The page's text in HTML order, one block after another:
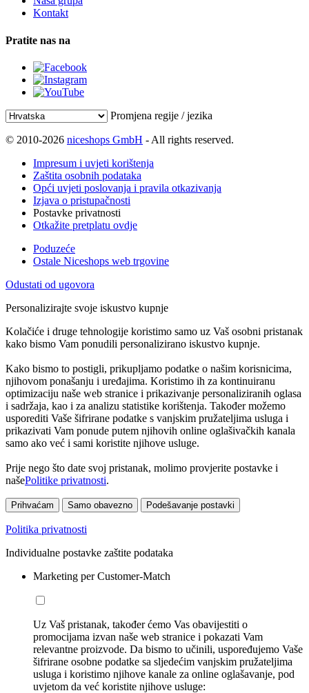
Kontakt
Pratite nas na
Promjena regije / jezika
© 2010-2026 niceshops GmbH - All rights reserved.
Impresum i uvjeti korištenja
Zaštita osobnih podataka
Opći uvjeti poslovanja i pravila otkazivanja
Izjava o pristupačnosti
Postavke privatnosti
Otkažite pretplatu ovdje
Poduzeće
Ostale Niceshops web trgovine
Odustati od ugovora
Personalizirajte svoje iskustvo kupnje
Kolačiće i druge tehnologije koristimo samo uz Vaš osobni pristanak
kako bismo Vam ponudili personalizirano iskustvo kupnje.
Kako bismo to postigli, prikupljamo podatke o našim korisnicima,
njihovom ponašanju i uređajima. Koristimo ih za kontinuiranu
optimizaciju naše web stranice i prikazivanje personaliziranih oglasa
i sadržaja, kao i za analizu statistike korištenja. Također možemo
usporediti Vaše šifrirane podatke s vanjskim pružateljima usluga i
prikazivati Vam ponude putem njihovih online oglašivačkih kanala
samo ako već i sami koristite njihove usluge.
Prije nego što date svoj pristanak, molimo provjerite postavke i
našePolitike privatnosti.
Prihvaćam Samo obavezno Podešavanje postavki
Politika privatnosti
Individualne postavke zaštite podataka
Marketing per Customer-Match
Uz Vaš pristanak, također ćemo Vas obavijestiti o
promocijama izvan naše web stranice i pokazati Vam
relevantne proizvode. Da bismo to učinili, uspoređujemo Vaše
šifrirane osobne podatke sa sljedećim vanjskim pružateljima
usluga i koristimo njihove kanale za online oglašavanje, pod
uvjetom da već koristite njihove usluge: